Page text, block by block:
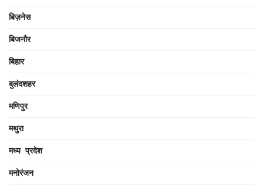
बिज़नेस
बिजनौर
बिहार
बुलंदशहर
मणिपुर
मथुरा
मध्य प्रदेश
मनोरंजन